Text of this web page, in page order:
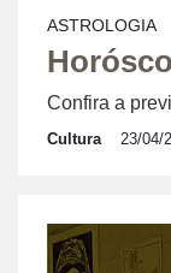
ASTROLOGIA
Confira a
Cultura 23/04/